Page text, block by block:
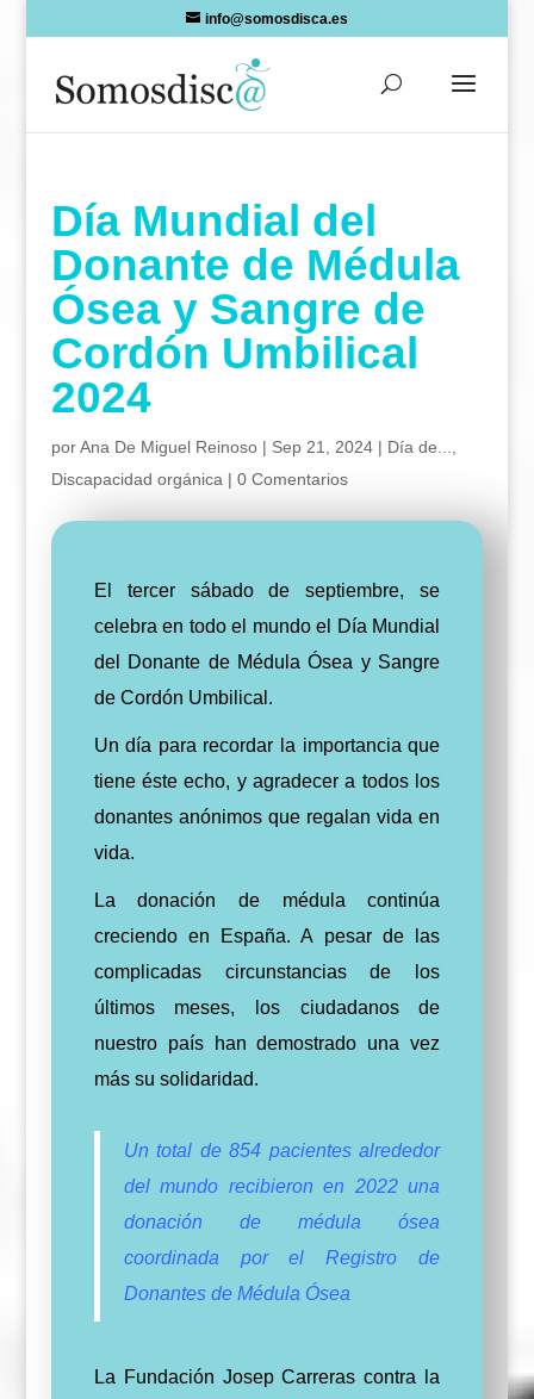
info@somosdisca.es
Día Mundial del
Donante de Médula
Ósea y Sangre de
Cordón Umbilical
2024
porAna De Miguel Reinoso| Sep 21, 2024| Día de...
Discapacidad orgánica | 0 Comentarios
El tercer sábado de septiembre, se
celebra en todo el mundo el Día Mundial
del Donante de Médula Ósea y Sangre
de Cordón Umbilical.
Un día para recordar la importancia que
tiene éste echo, y agradecer a todos los
donantes anónimos que regalan vida en
vida.
La donación de médula continúa
creciendo en España. A pesar de las
complicadas circunstancias de los
últimos meses, los ciudadanos de
nuestro país han demostrado una vez
más su solidaridad.
Un total de 854 pacientes alrededor
del mundo recibieron en 2022 una
donación de médula ósea
coordinada por el Registro de
Donantes de Médula Ósea
La Fundación Josep Carreras contra la